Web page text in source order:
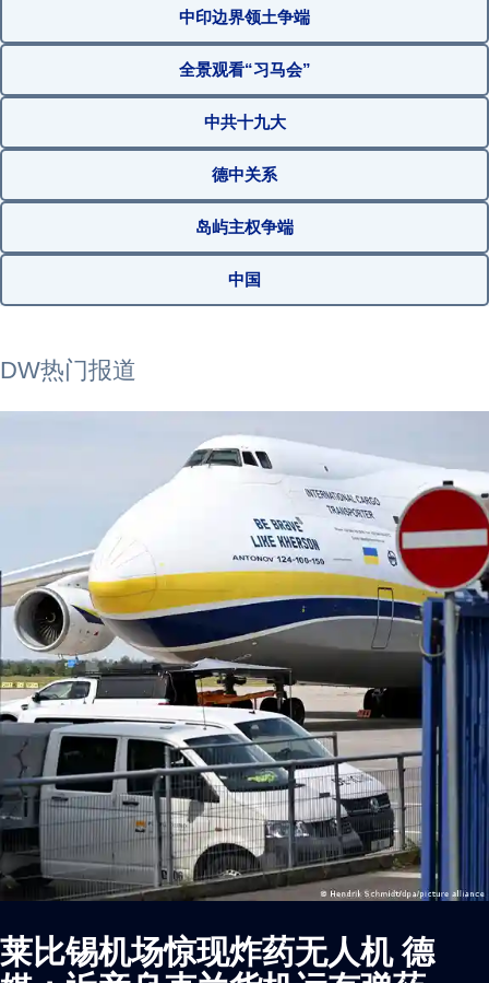
中印边界领土争端
全景观看“习马会”
中共十九大
德中关系
岛屿主权争端
中国
DW热门报道
莱比锡机场惊现炸药无人机 德